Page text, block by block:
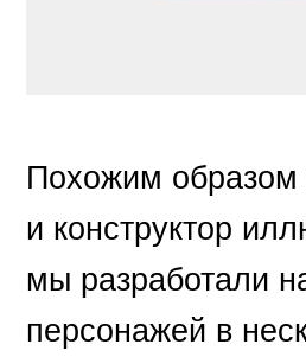
Похожим образом
и конструктор
мы разработали
персонажей в